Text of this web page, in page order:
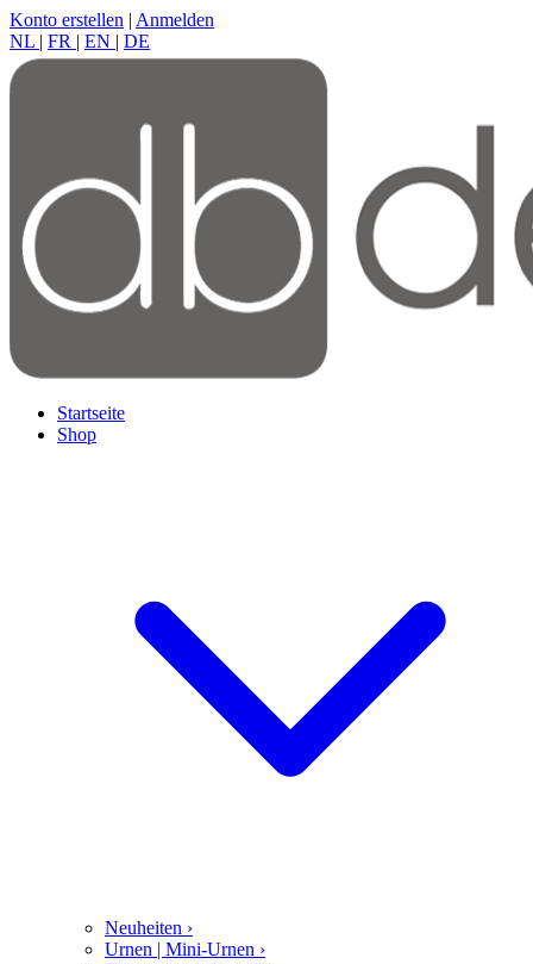
Konto erstellen | Anmelden
NL | FR | EN | DE
Startseite
Shop
Neuheiten ›
Urnen | Mini-Urnen ›